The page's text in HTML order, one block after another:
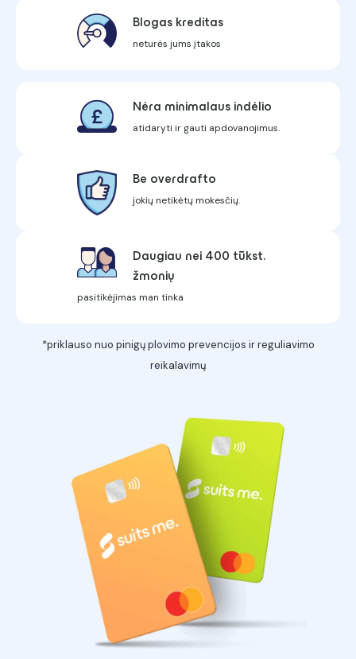
Blogas kreditas
neturės jums įtakos
Nėra minimalaus indėlio
atidaryti ir gauti apdovanojimus.
Be overdrafto
jokių netikėtų mokesčių.
Daugiau nei 400 tūkst.
žmonių
pasitikėjimas man tinka
*priklauso nuo pinigų plovimo prevencijos ir reguliavimo
reikalavimų